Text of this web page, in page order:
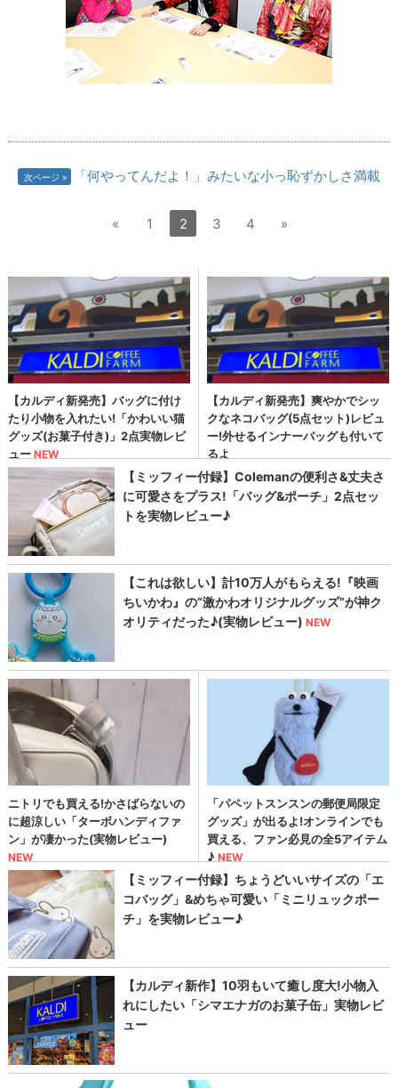
次ページ 「何やってんだよ！」みたいな小っ恥ずかしさ満載
« 1 2 3 4 »